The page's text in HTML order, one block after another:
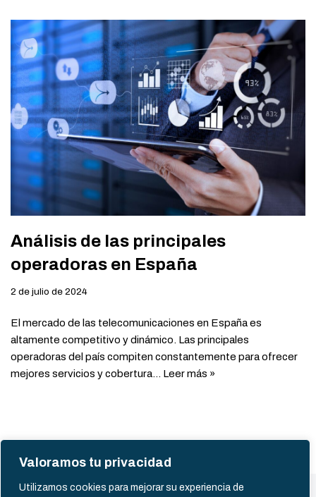
Valoramos tu privacidad
Utilizamos cookies para mejorar su experiencia de
Análisis de las principales
operadoras en España
2 de julio de 2024
El mercado de las telecomunicaciones en España es
altamente competitivo y dinámico. Las principales
operadoras del país compiten constantemente para ofrecer
mejores servicios y cobertura… Leer más »
Política de Cookies Política de privacidad